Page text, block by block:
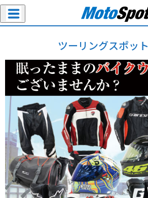
ツーリングスポット